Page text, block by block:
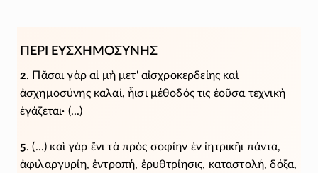
ΠΕΡΙ ΕΥΣΧΗΜΟΣΥΝΗΣ
2. Πᾶσαι γὰρ αἱ μὴ μετ' αἰσχροκερδείης καὶ
ἀσχημοσύνης καλαί, ἧισι μέθοδός τις ἐοῦσα τεχνικὴ
ἐγάζεται· (...)
5. (...) καὶ γὰρ ἔνι τὰ πρὸς σοφίην ἐν ἰητρικῆι πάντα,
ἀφιλαργυρίη, ἐντροπή, ἐρυθτρίησις, καταστολή, δόξα,